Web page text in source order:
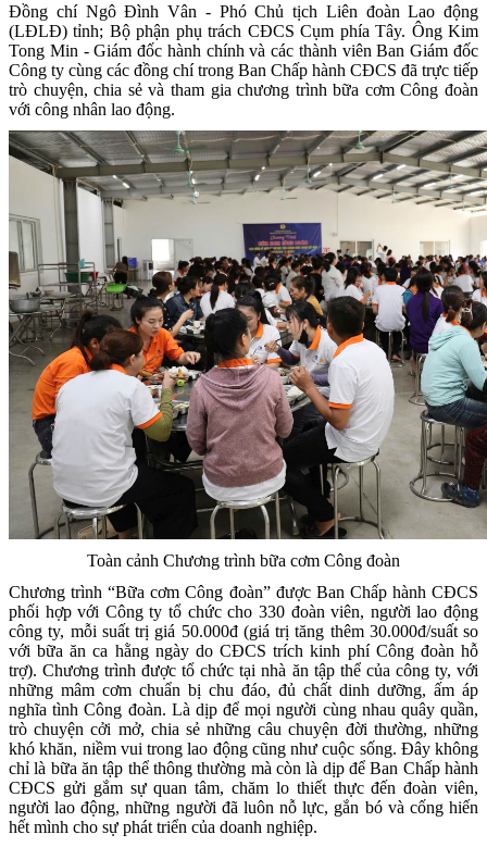
Đồng chí Ngô Đình Vân - Phó Chủ tịch Liên đoàn Lao động
(LĐLĐ) tỉnh; Bộ phận phụ trách CĐCS Cụm phía Tây. Ông Kim
Tong Min - Giám đốc hành chính và các thành viên Ban Giám đốc
Công ty cùng các đồng chí trong Ban Chấp hành CĐCS đã trực tiếp
trò chuyện, chia sẻ và tham gia chương trình bữa cơm Công đoàn
với công nhân lao động.
Toàn cảnh Chương trình bữa cơm Công đoàn
Chương trình “Bữa cơm Công đoàn” được Ban Chấp hành CĐCS
phối hợp với Công ty tổ chức cho 330 đoàn viên, người lao động
công ty, mỗi suất trị giá 50.000đ (giá trị tăng thêm 30.000đ/suất so
với bữa ăn ca hằng ngày do CĐCS trích kinh phí Công đoàn hỗ
trợ). Chương trình được tổ chức tại nhà ăn tập thể của công ty, với
những mâm cơm chuẩn bị chu đáo, đủ chất dinh dưỡng, ấm áp
nghĩa tình Công đoàn. Là dịp để mọi người cùng nhau quây quần,
trò chuyện cởi mở, chia sẻ những câu chuyện đời thường, những
khó khăn, niềm vui trong lao động cũng như cuộc sống. Đây không
chỉ là bữa ăn tập thể thông thường mà còn là dịp để Ban Chấp hành
CĐCS gửi gắm sự quan tâm, chăm lo thiết thực đến đoàn viên,
người lao động, những người đã luôn nỗ lực, gắn bó và cống hiến
hết mình cho sự phát triển của doanh nghiệp.